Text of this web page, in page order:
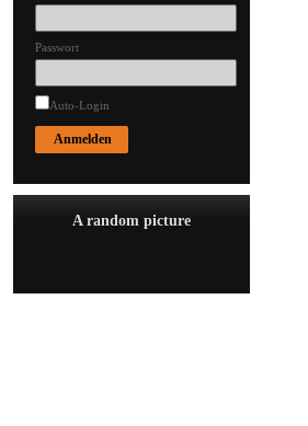
Passwort
Auto-Login
A random picture